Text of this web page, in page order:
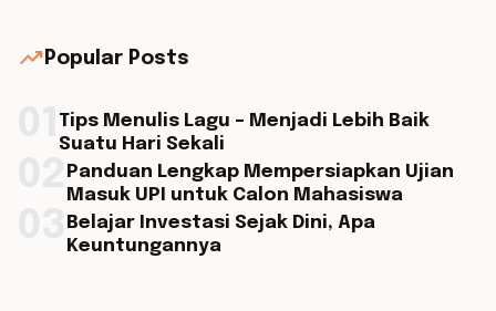
trending_up Popular Posts
Tips Menulis Lagu – Menjadi Lebih Baik
Suatu Hari Sekali
Panduan Lengkap Mempersiapkan Ujian
Masuk UPI untuk Calon Mahasiswa
Belajar Investasi Sejak Dini, Apa
Keuntungannya